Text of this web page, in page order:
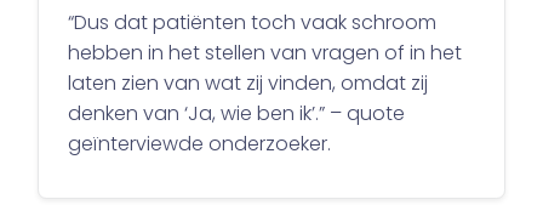
“Dus dat patiënten toch vaak schroom
hebben in het stellen van vragen of in het
laten zien van wat zij vinden, omdat zij
denken van ‘Ja, wie ben ik’.” – quote
geïnterviewde onderzoeker.